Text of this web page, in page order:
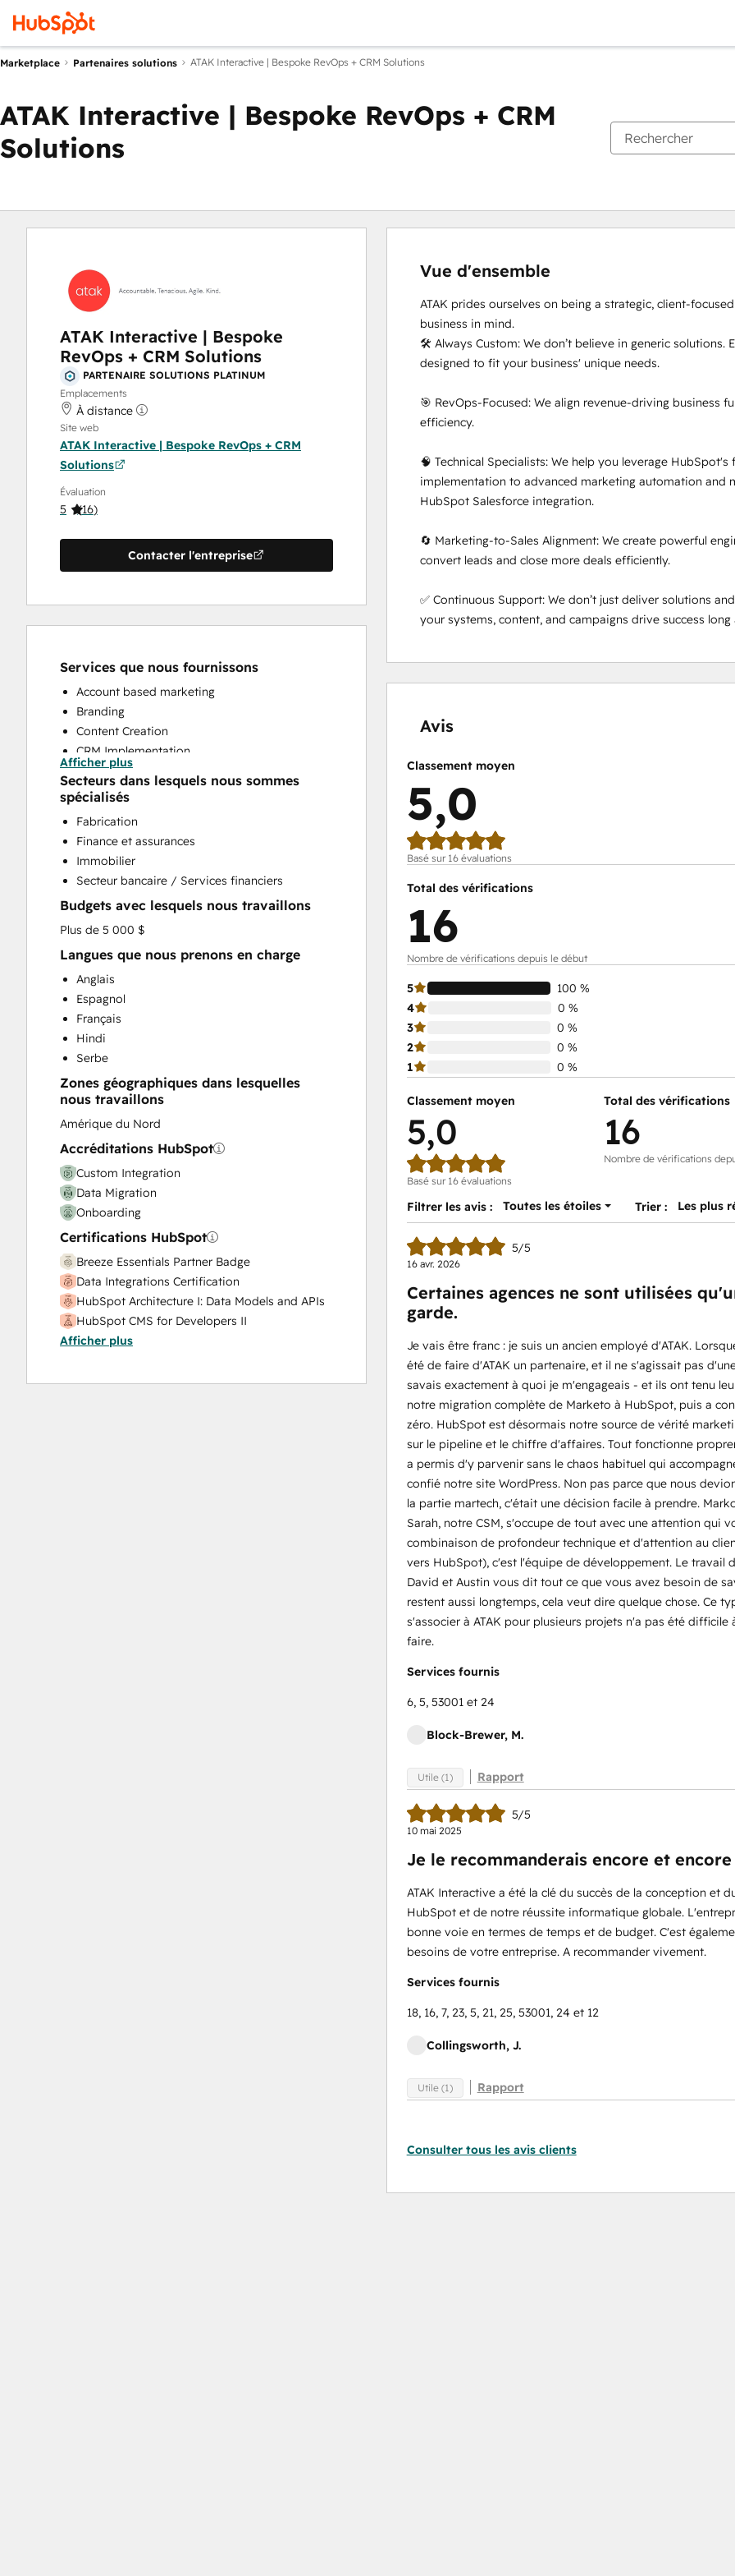
Marketplace Partenaires solutions ATAK Interactive | Bespoke RevOps + CRM Solutions
ATAK Interactive | Bespoke RevOps + CRM
Solutions
ATAK Interactive | Bespoke
RevOps + CRM Solutions
PARTENAIRE SOLUTIONS PLATINUM
Emplacements
À distance
Site web
ATAK Interactive | Bespoke RevOps + CRM
Solutions
Évaluation
5 (16)
Contacter l'entreprise
Services que nous fournissons
Account based marketing
Branding
Content Creation
CRM Implementation
CRM Migration
Custom API Integrations
Customer Survey and Analysis
Email Marketing
Full Inbound Marketing Services
Help Desk Implementation
HubSpot Onboarding
Knowledge Base Development
Programmable Automation
Sales and Marketing Alignment
Sales Enablement
Search Engine Optimization
Video Production
Website Design
Website Development
Website Migration
Afficher plus
Secteurs dans lesquels nous sommes
spécialisés
Fabrication
Finance et assurances
Immobilier
Secteur bancaire / Services financiers
Budgets avec lesquels nous travaillons
Plus de 5 000 $
Langues que nous prenons en charge
Anglais
Espagnol
Français
Hindi
Serbe
Zones géographiques dans lesquelles
nous travaillons
Amérique du Nord
Accréditations HubSpot
Custom Integration
Data Migration
Onboarding
Certifications HubSpot
Breeze Essentials Partner Badge
Data Integrations Certification
HubSpot Architecture I: Data Models and APIs
HubSpot CMS for Developers II
HubSpot Implementation for Partners
HubSpot Reporting
Afficher plus
Vue d'ensemble
ATAK prides ourselves on being a strategic, client-
business in mind.
🛠️ Always Custom: We don’t believe in generic
designed to fit your business' unique needs.
🎯 RevOps-Focused: We align revenue-driving business
efficiency.
🧠 Technical Specialists: We help you leverage
implementation to advanced marketing automation and
HubSpot Salesforce integration.
🔄 Marketing-to-Sales Alignment: We create powerful
convert leads and close more deals efficiently.
✅ Continuous Support: We don’t just deliver solutions
your systems, content, and campaigns drive success
Avis
Classement moyen
5,0
Basé sur 16 évaluations
Total des vérifications
16
Nombre de vérifications depuis le début
5
100 %
4
0 %
3
0 %
2
0 %
1
0 %
Classement moyen
5,0
Basé sur 16 évaluations
Total des vérifications
16
Nombre de vérifications
Filtrer les avis :
Toutes les étoiles Trier : Les plus
5/5
16 avr. 2026
Certaines agences ne sont utilisées
garde.
Je vais être franc : je suis un ancien employé d'ATAK.
été de faire d'ATAK un partenaire, et il ne s'agissait pas
savais exactement à quoi je m'engageais - et ils ont tenu
notre migration complète de Marketo à HubSpot, puis a
zéro. HubSpot est désormais notre source de vérité
sur le pipeline et le chiffre d'affaires. Tout fonctionne
a permis d'y parvenir sans le chaos habituel qui
confié notre site WordPress. Non pas parce que nous
la partie martech, c'était une décision facile à prendre.
Sarah, notre CSM, s'occupe de tout avec une attention qui
combinaison de profondeur technique et d'attention au
vers HubSpot), c'est l'équipe de développement. Le travail
David et Austin vous dit tout ce que vous avez besoin de
restent aussi longtemps, cela veut dire quelque chose. Ce
s'associer à ATAK pour plusieurs projets n'a pas été
faire.
Services fournis
6, 5, 53001 et 24
Block-Brewer, M.
Utile (1) Rapport
5/5
10 mai 2025
Je le recommanderais encore et encore
ATAK Interactive a été la clé du succès de la conception et
HubSpot et de notre réussite informatique globale.
bonne voie en termes de temps et de budget. C'est
besoins de votre entreprise. A recommander vivement.
Services fournis
18, 16, 7, 23, 5, 21, 25, 53001, 24 et 12
Collingsworth, J.
Utile (1) Rapport
Consulter tous les avis clients